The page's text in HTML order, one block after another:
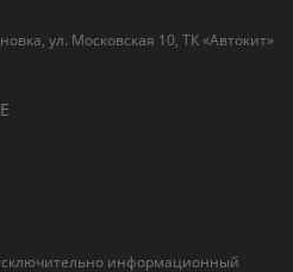
ул. Московская 10, ТК «Автокит»
информационный